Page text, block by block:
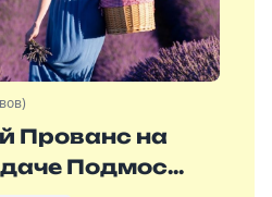
Прованс на
Подмос...